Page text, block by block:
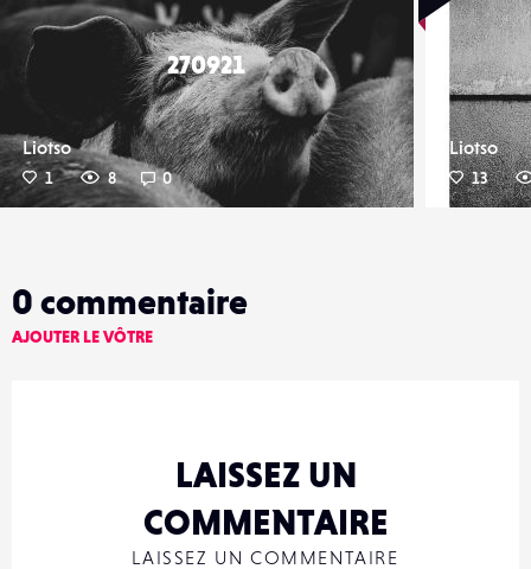
270921
Liotso
1 8 0
Liotso
13
0 commentaire
AJOUTER LE VÔTRE
LAISSEZ UN
COMMENTAIRE
LAISSEZ UN COMMENTAIRE